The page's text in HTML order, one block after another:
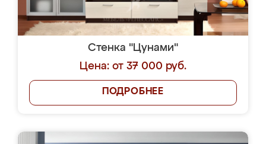
Стенка "Цунами"
Цена: от 37 000 руб.
ПОДРОБНЕЕ